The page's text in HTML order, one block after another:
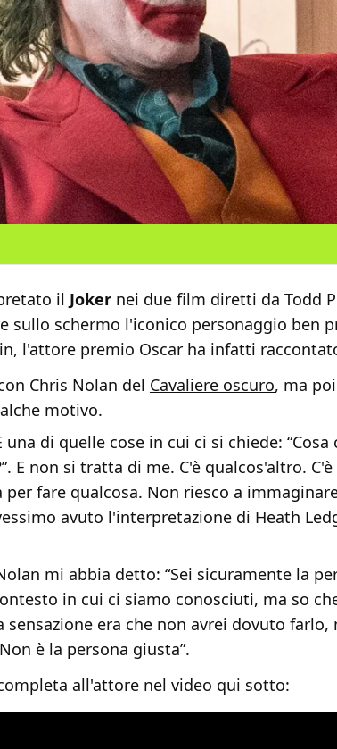
il Joker nei due film diretti da Todd
sullo schermo l'iconico personaggio ben
l'attore premio Oscar ha infatti
Chris Nolan del Cavaliere oscuro, ma
motivo.
di quelle cose in cui ci si chiede: “Cosa
E non si tratta di me. C'è qualcos'altro. C'è
fare qualcosa. Non riesco a
avuto l'interpretazione di Heath
mi abbia detto: “Sei sicuramente la
in cui ci siamo conosciuti, ma so
era che non avrei dovuto farlo,
è la persona giusta”.
all'attore nel video qui sotto: